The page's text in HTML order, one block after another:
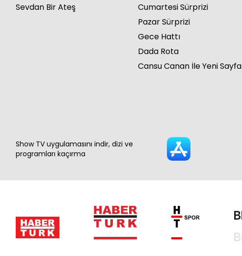
Sevdan Bir Ateş
Cumartesi Sürprizi
Pazar Sürprizi
Gece Hattı
Dada Rota
Cansu Canan İle Yeni Sayfa
Show TV uygulamasını indir, dizi ve
programları kaçırma